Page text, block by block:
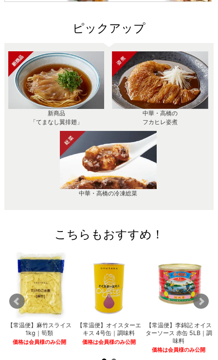
ピックアップ
新商品
「てまなし翼排翅」
中華・高橋の
フカヒレ姿煮
中華・高橋の冷凍総菜
こちらもおすすめ！
【常温便】麻竹スライス
1kg｜筍類
価格は会員様のみ公開
【常温便】オイスターエ
キス 4号缶｜調味料
価格は会員様のみ公開
【常温便】李錦記 オイス
ターソース 赤缶 5LB｜調
味料
価格は会員様のみ公開